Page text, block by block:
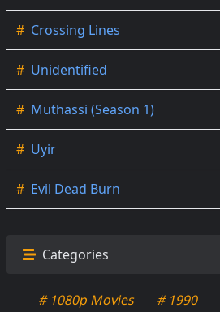
# Crossing Lines
# Unidentified
# Muthassi (Season 1)
# Uyir
# Evil Dead Burn
Categories
# 1080p Movies # 1990